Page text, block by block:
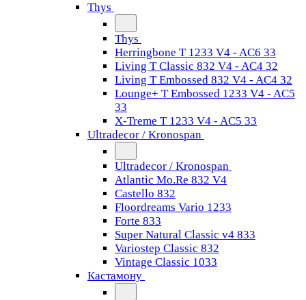
Thys
Thys
Herringbone T 1233 V4 - AC6 33
Living T Classic 832 V4 - AC4 32
Living T Embossed 832 V4 - AC4 32
Lounge+ T Embossed 1233 V4 - AC5
33
X-Treme T 1233 V4 - AC5 33
Ultradecor / Kronospan
Ultradecor / Kronospan
Atlantic Mo.Re 832 V4
Castello 832
Floordreams Vario 1233
Forte 833
Super Natural Classic v4 833
Variostep Classic 832
Vintage Classic 1033
Кастамону